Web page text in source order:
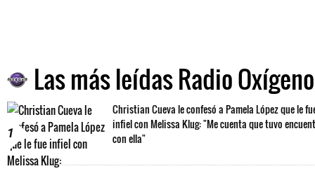
Las más leídas Radio Oxígeno
1
Christian Cueva le confesó a Pamela López que le
infiel con Melissa Klug: "Me cuenta que tuvo
con ella"